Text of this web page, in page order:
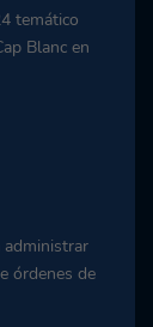
temático
Blanc en
administrar
órdenes de